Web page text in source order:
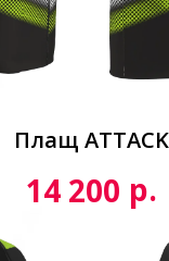
Плащ ATTACK
14 200 р.